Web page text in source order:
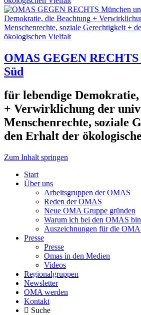
OMAS GEGEN
Süd
für lebendige
+ Verwirklichung der
Menschenrechte, soziale
den Erhalt der
Zum Inhalt springen
Start
Über uns
Arbeitsgruppen der OMAS
Reden der OMAS
Neue OMA Gruppe gründen
Warum ich bei den OMAS bin
Auszeichnungen für die
Presse
Presse
Omas in den Medien
Videos
Regionalgruppen
Newsletter
OMA werden
Kontakt
Suche